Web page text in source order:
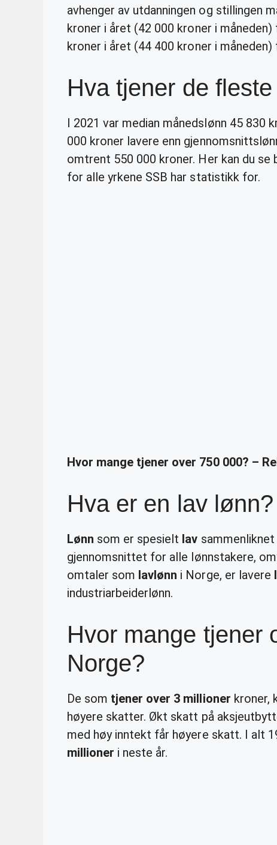
avhenger av utdanningen og stillingen
kroner i året (42 000 kroner i
kroner i året (44 400 kroner i
Hva tjener de
I 2021 var median månedslønn 45 830
000 kroner lavere enn
omtrent 550 000 kroner. Her kan du
for alle yrkene SSB har statistikk for.
Hvor mange tjener over 750 000? –
Hva er en lav lønn?
Lønn som er spesielt lav
gjennomsnittet for alle lønnstakere,
omtaler som lavlønn i Norge, er lavere
industriarbeiderlønn.
Hvor mange tjener
Norge?
De som tjener over 3 millioner kroner,
høyere skatter. Økt skatt på
med høy inntekt får høyere skatt. I alt
millioner i neste år.